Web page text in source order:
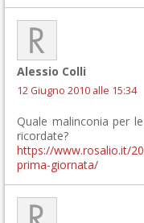
Alessio Colli
12 Giugno 2010 alle 15:34
Quale malinconia per
ricordate?
https://www.rosalio.it/
prima-giornata/